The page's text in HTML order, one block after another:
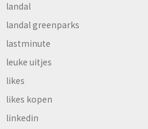
landal
landal greenparks
lastminute
leuke uitjes
likes
likes kopen
linkedin